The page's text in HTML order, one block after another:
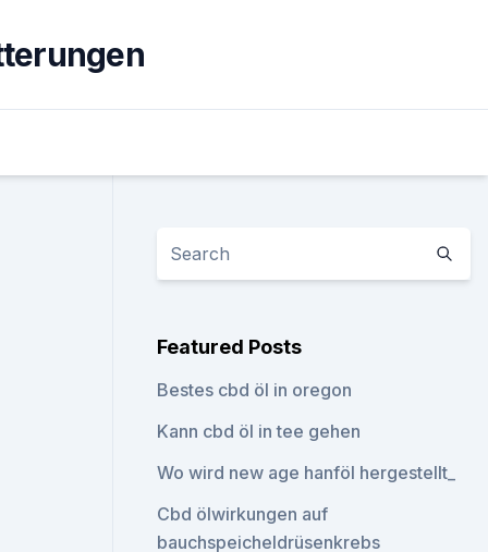
Featured Posts
Bestes cbd öl in oregon
Kann cbd öl in tee gehen
Wo wird new age hanföl hergestellt_
Cbd ölwirkungen auf
bauchspeicheldrüsenkrebs